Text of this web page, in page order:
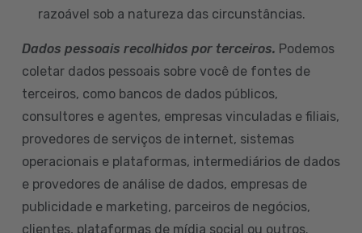
razoável sob a natureza das circunstâncias.
Dados pessoais recolhidos por terceiros. Podemos
coletar dados pessoais sobre você de fontes de
terceiros, como bancos de dados públicos,
consultores e agentes, empresas vinculadas e filiais,
provedores de serviços de internet, sistemas
operacionais e plataformas, intermediários de dados
e provedores de análise de dados, empresas de
publicidade e marketing, parceiros de negócios,
clientes, plataformas de mídia social ou outros.